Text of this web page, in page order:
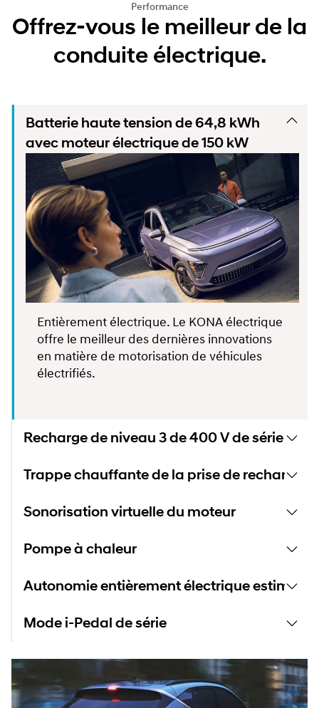
Performance
Offrez-vous le meilleur de la
conduite électrique.
Batterie haute tension de 64,8 kWh
avec moteur électrique de 150 kW
Entièrement électrique. Le KONA électrique
offre le meilleur des dernières innovations
en matière de motorisation de véhicules
électrifiés.
Recharge de niveau 3 de 400 V de série
Trappe chauffante de la prise de recharge
Sonorisation virtuelle du moteur
Pompe à chaleur
Autonomie entièrement électrique estimée
Mode i-Pedal de série